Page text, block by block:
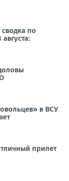
по
в ВСУ
прилет